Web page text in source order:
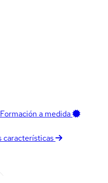
Formación a medida
características